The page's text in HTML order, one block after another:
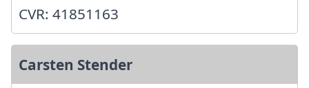
CVR: 41851163
Carsten Stender